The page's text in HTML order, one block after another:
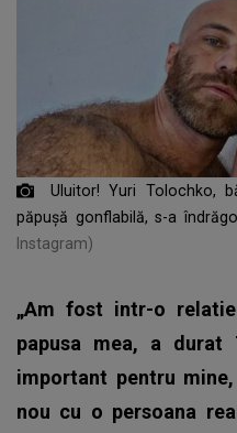
Uluitor! Yuri Tolochko,
păpușă gonflabilă, s-a
Instagram)
„Am fost intr-o
papusa mea, a
important pentru
nou cu o persoana